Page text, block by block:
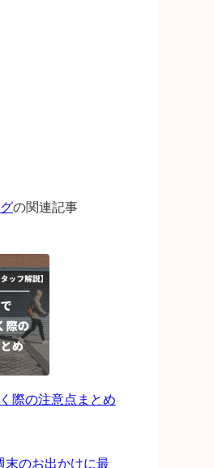
の関連記事
際の注意点まとめ